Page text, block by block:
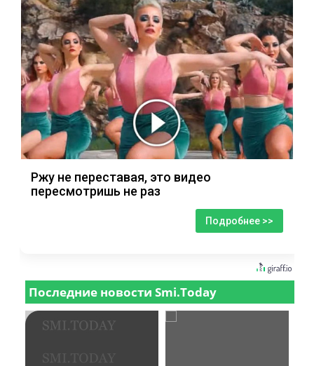
Ржу не переставая, это видео
пересмотришь не раз
Подробнее >>